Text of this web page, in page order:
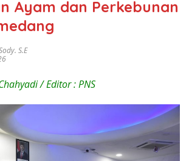
Ayam dan Perkebunan
S.E
/ Editor : PNS